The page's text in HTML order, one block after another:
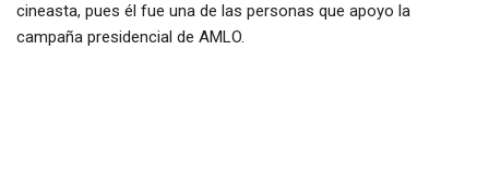
cineasta, pues él fue una de las personas que apoyo la
campaña presidencial de AMLO.